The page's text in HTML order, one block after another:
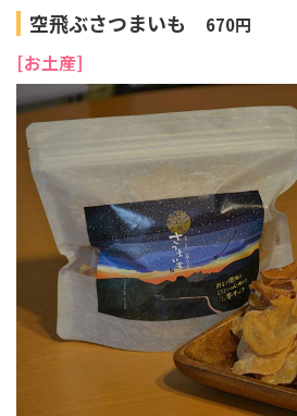
空飛ぶさつまいも 670円
[お土産]